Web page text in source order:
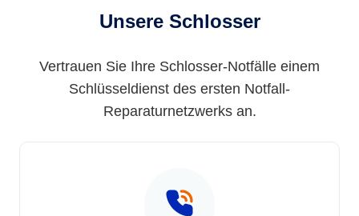
Unsere Schlosser
Vertrauen Sie Ihre Schlosser-Notfälle einem
Schlüsseldienst des ersten Notfall-
Reparaturnetzwerks an.